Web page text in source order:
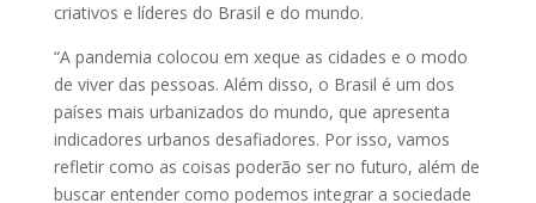
criativos e líderes do Brasil e do mundo.
“A pandemia colocou em xeque as cidades e o modo
de viver das pessoas. Além disso, o Brasil é um dos
países mais urbanizados do mundo, que apresenta
indicadores urbanos desafiadores. Por isso, vamos
refletir como as coisas poderão ser no futuro, além de
buscar entender como podemos integrar a sociedade